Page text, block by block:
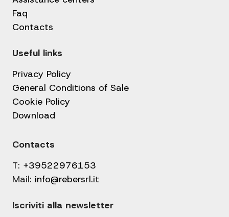
Faq
Contacts
Useful links
Privacy Policy
General Conditions of Sale
Cookie Policy
Download
Contacts
T: +39522976153
Mail: info@rebersrl.it
Iscriviti alla newsletter